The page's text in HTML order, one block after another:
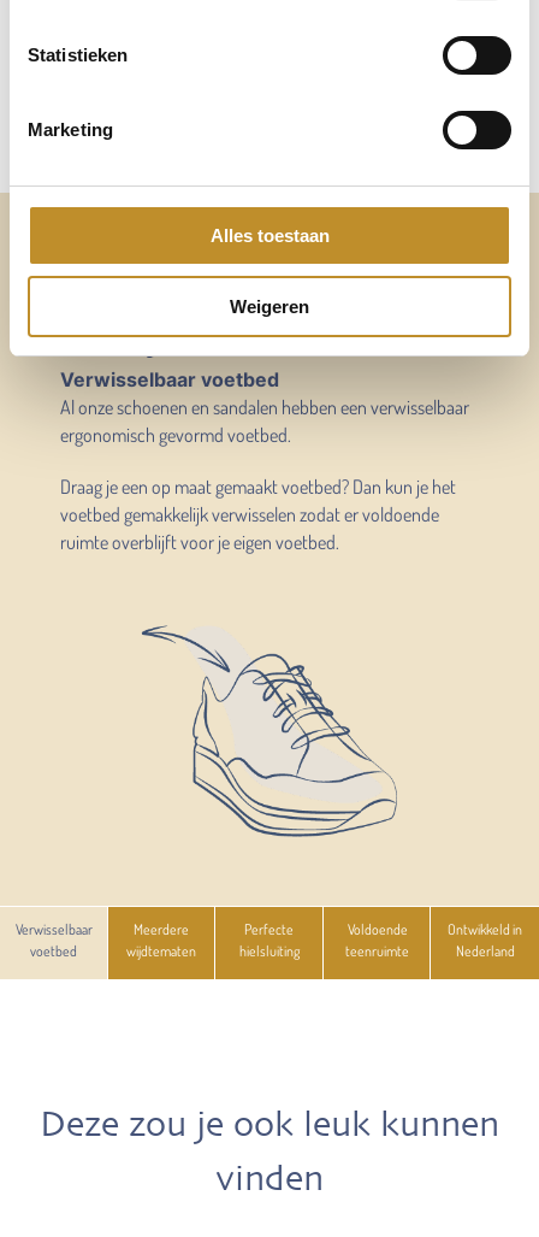
Statistieken
Marketing
Alles toestaan
Weigeren
Altijd voldoende ruimte
voor mijn eigen voetbed
Verwisselbaar voetbed
Al onze schoenen en sandalen hebben een verwisselbaar
ergonomisch gevormd voetbed.
Draag je een op maat gemaakt voetbed? Dan kun je het
voetbed gemakkelijk verwisselen zodat er voldoende
ruimte overblijft voor je eigen voetbed.
Verwisselbaar
voetbed
Meerdere
wijdtematen
Perfecte
hielsluiting
Voldoende
teenruimte
Ontwikkeld in
Nederland
Deze zou je ook leuk kunnen
vinden